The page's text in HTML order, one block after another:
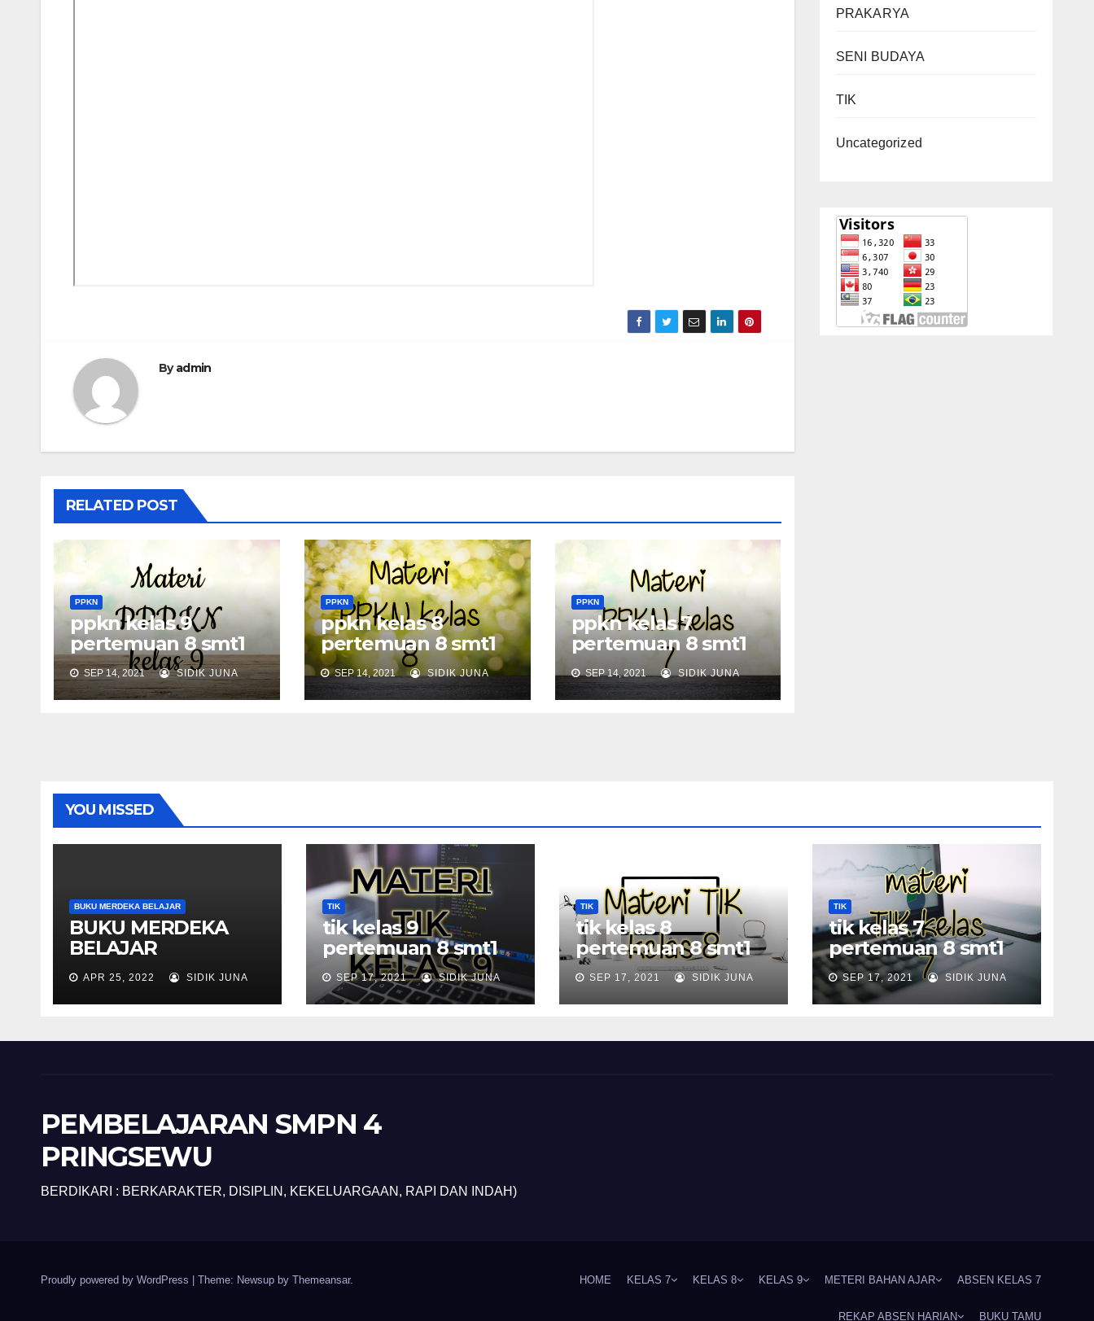
Byadmin
RELATED POST
PPKN
ppkn kelas 9
pertemuan 8 smt1
SEP 14, 2021 SIDIK JUNA
PPKN
ppkn kelas 8
pertemuan 8 smt1
SEP 14, 2021 SIDIK JUNA
PPKN
ppkn kelas 7
pertemuan 8 smt1
SEP 14, 2021 SIDIK JUNA
PRAKARYA
SENI BUDAYA
TIK
Uncategorized
YOU MISSED
BUKU MERDEKA BELAJAR
BUKU MERDEKA
BELAJAR
APR 25, 2022 SIDIK JUNA
TIK
tik kelas 9
pertemuan 8 smt1
SEP 17, 2021 SIDIK JUNA
TIK
tik kelas 8
pertemuan 8 smt1
SEP 17, 2021 SIDIK JUNA
TIK
tik kelas 7
pertemuan 8 smt1
SEP 17, 2021 SIDIK JUNA
PEMBELAJARAN SMPN 4
PRINGSEWU
BERDIKARI : BERKARAKTER, DISIPLIN, KEKELUARGAAN, RAPI DAN INDAH)
Proudly powered by WordPress Theme: Newsup by Themeansar. HOME KELAS 7 KELAS 8 KELAS 9 METERI BAHAN AJAR ABSEN KELAS 7
REKAP ABSEN HARIAN BUKU TAMU